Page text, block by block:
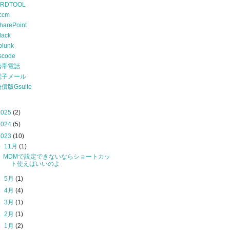
帯電話
子メール
償版Gsuite
(2)
(5)
(10)
11月(1)
MDMで設定できないならショートカッ
ト使えばいいのよ
5月(1)
4月(4)
3月(1)
2月(1)
1月(2)